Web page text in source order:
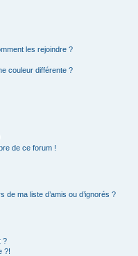
les rejoindre ?
couleur différente ?
de ce forum !
ma liste d’amis ou d’ignorés ?
?
?!